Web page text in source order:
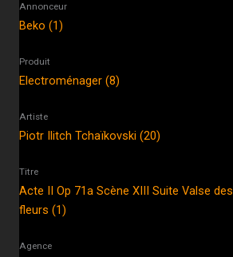
Annonceur
Beko (1)
Produit
Electroménager (8)
Artiste
Piotr Ilitch Tchaïkovski (20)
Titre
Acte II Op 71a Scène XIII Suite Valse des
fleurs (1)
Agence